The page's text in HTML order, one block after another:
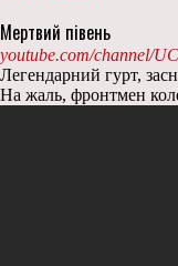
Мертвий півень
youtube.com/channel/
Легендарний гурт,
На жаль, фронтмен